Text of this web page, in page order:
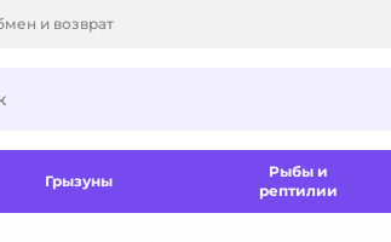
и возврат
Грызуны
Рыбы и
рептилии